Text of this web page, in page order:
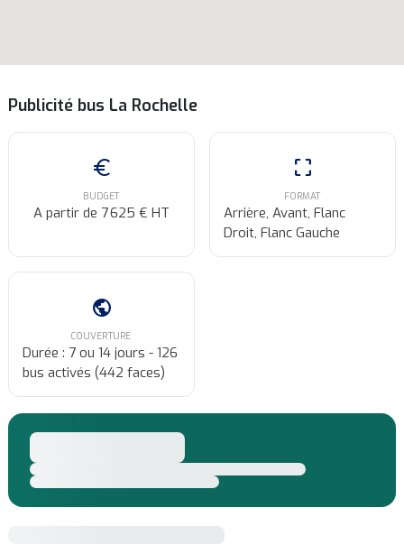
Publicité bus La Rochelle
euro
BUDGET
A partir de 7 625 € HT
crop_free
FORMAT
Arrière, Avant, Flanc
Droit, Flanc Gauche
public
COUVERTURE
Durée : 7 ou 14 jours - 126
bus activés (442 faces)